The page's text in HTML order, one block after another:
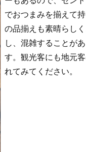
でおつまみを揃えて
の品揃えも素晴らし
し、混雑することが
す。観光客にも地元
れてみてください。